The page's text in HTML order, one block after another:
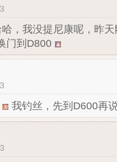
，我没提尼康呢，昨
门到D800
我钓丝，先到D600再